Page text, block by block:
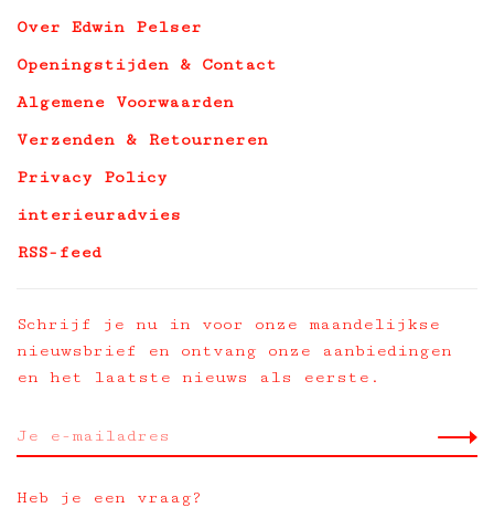
Over Edwin Pelser
Openingstijden & Contact
Algemene Voorwaarden
Verzenden & Retourneren
Privacy Policy
interieuradvies
RSS-feed
Schrijf je nu in voor onze maandelijkse
nieuwsbrief en ontvang onze aanbiedingen
en het laatste nieuws als eerste.
Heb je een vraag?